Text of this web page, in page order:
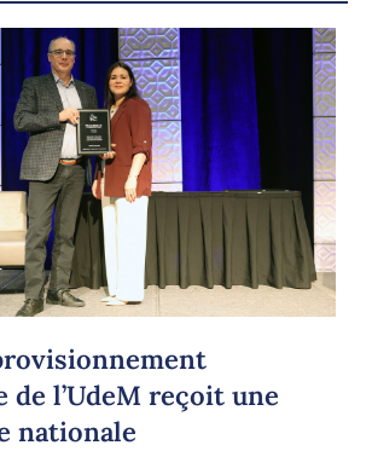
de l’UdeM reçoit une
nationale